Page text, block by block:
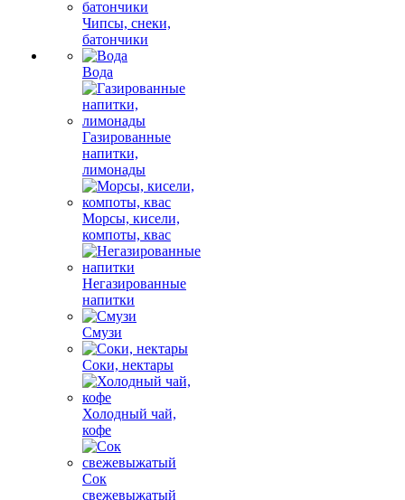
Чипсы, снеки,
батончики
Вода
Газированные
напитки,
лимонады
Морсы, кисели,
компоты, квас
Негазированные
напитки
Смузи
Соки, нектары
Холодный чай,
кофе
Сок
свежевыжатый